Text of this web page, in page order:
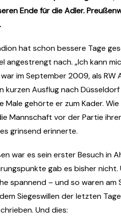
Ende für die Adler.
hat schon bessere Tage
angestrengt nach. „Ich kann
war im September 2009, als
kurzen Ausflug nach
Male gehörte er zum Kader.
Mannschaft vor der Partie
grinsend erinnerte.
war es sein erster Besuch in
gab es bisher
spannend – und so waren
Siegeswillen der letzten
Und dies: